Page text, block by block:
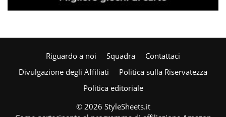
Riguardo a noi Squadra
Contattaci
Divulgazione degli Affiliati
Politica sulla Riservatezza
Politica editoriale
© 2026 StyleSheets.it